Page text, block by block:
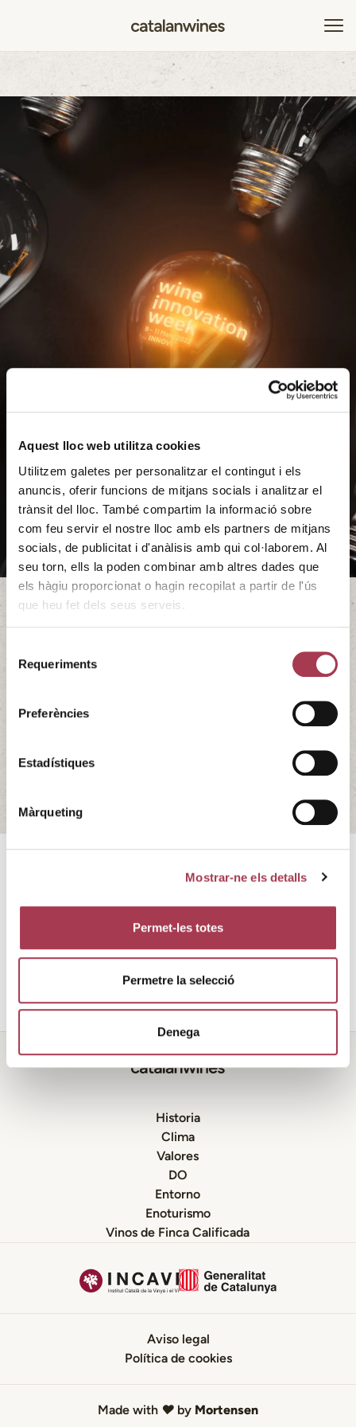
Aquest lloc web utilitza cookies
Utilitzem galetes per personalitzar el contingut i els
anuncis, oferir funcions de mitjans socials i analitzar el
trànsit del lloc. També compartim la informació sobre
com feu servir el nostre lloc amb els partners de mitjans
socials, de publicitat i d'anàlisis amb qui col·laborem. Al
seu torn, ells la poden combinar amb altres dades que
els hàgiu proporcionat o hagin recopilat a partir de l'ús
que heu fet dels seus serveis.
Requeriments
Preferències
Estadístiques
Màrqueting
Mostrar-ne els detalls
Permet-les totes
Permetre la selecció
Denega
Acontecimiento de referencia que pone el foco en la
vitivinícolas. INCAVI participará en varias mesas redondas
25/03/2025 - 27/03/2025
Acontecimiento de referencia que pone el foco en la
Más información enwww.wineinnovationweek.com
Historia
Clima
Valores
DO
Entorno
Enoturismo
Vinos de Finca Calificada
Aviso legal
Política de cookies
Made with ♥ by Mortensen